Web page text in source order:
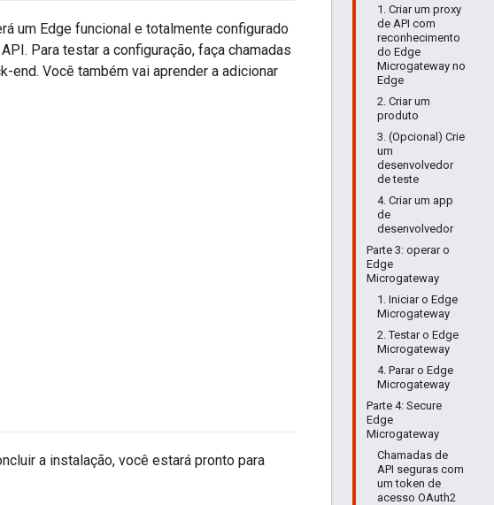
1. Criar um proxy
de API com
reconhecimento
do Edge
Microgateway no
Edge
2. Criar um
produto
3. (Opcional) Crie
um
desenvolvedor
de teste
4. Criar um app
de
desenvolvedor
Parte 3: operar o
Edge
Microgateway
1. Iniciar o Edge
Microgateway
2. Testar o Edge
Microgateway
4. Parar o Edge
Microgateway
Parte 4: Secure
Edge
Microgateway
Chamadas de
API seguras com
um token de
acesso OAuth2
um Edge funcional e totalmente configurado
Para testar a configuração, faça chamadas
end. Você também vai aprender a adicionar
a instalação, você estará pronto para